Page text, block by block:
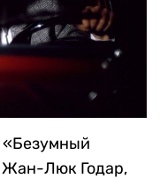
«Безумный
Жан-Люк Годар,